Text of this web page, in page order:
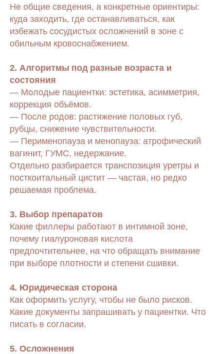
Не общие сведения, а конкретные ориентиры:
куда заходить, где останавливаться, как
избежать сосудистых осложнений в зоне с
обильным кровоснабжением.
2. Алгоритмы под разные возраста и
состояния
— Молодые пациентки: эстетика, асимметрия,
коррекция объёмов.
— После родов: растяжение половых губ,
рубцы, снижение чувствительности.
— Перименопауза и менопауза: атрофический
вагинит, ГУМС, недержание.
Отдельно разбирается транспозиция уретры и
посткоитальный цистит — частая, но редко
решаемая проблема.
3. Выбор препаратов
Какие филлеры работают в интимной зоне,
почему гиалуроновая кислота
предпочтительнее, на что обращать внимание
при выборе плотности и степени сшивки.
4. Юридическая сторона
Как оформить услугу, чтобы не было рисков.
Какие документы запрашивать у пациентки. Что
писать в согласии.
5. Осложнения